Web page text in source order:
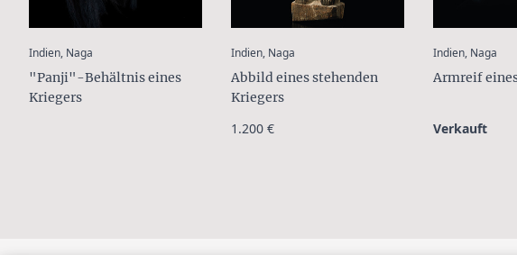
Indien, Naga
"Panji"-Behältnis eines
Kriegers
Indien, Naga
Abbild eines stehenden
Kriegers
1.200 €
Indien, Naga
Armreif
Verkauft